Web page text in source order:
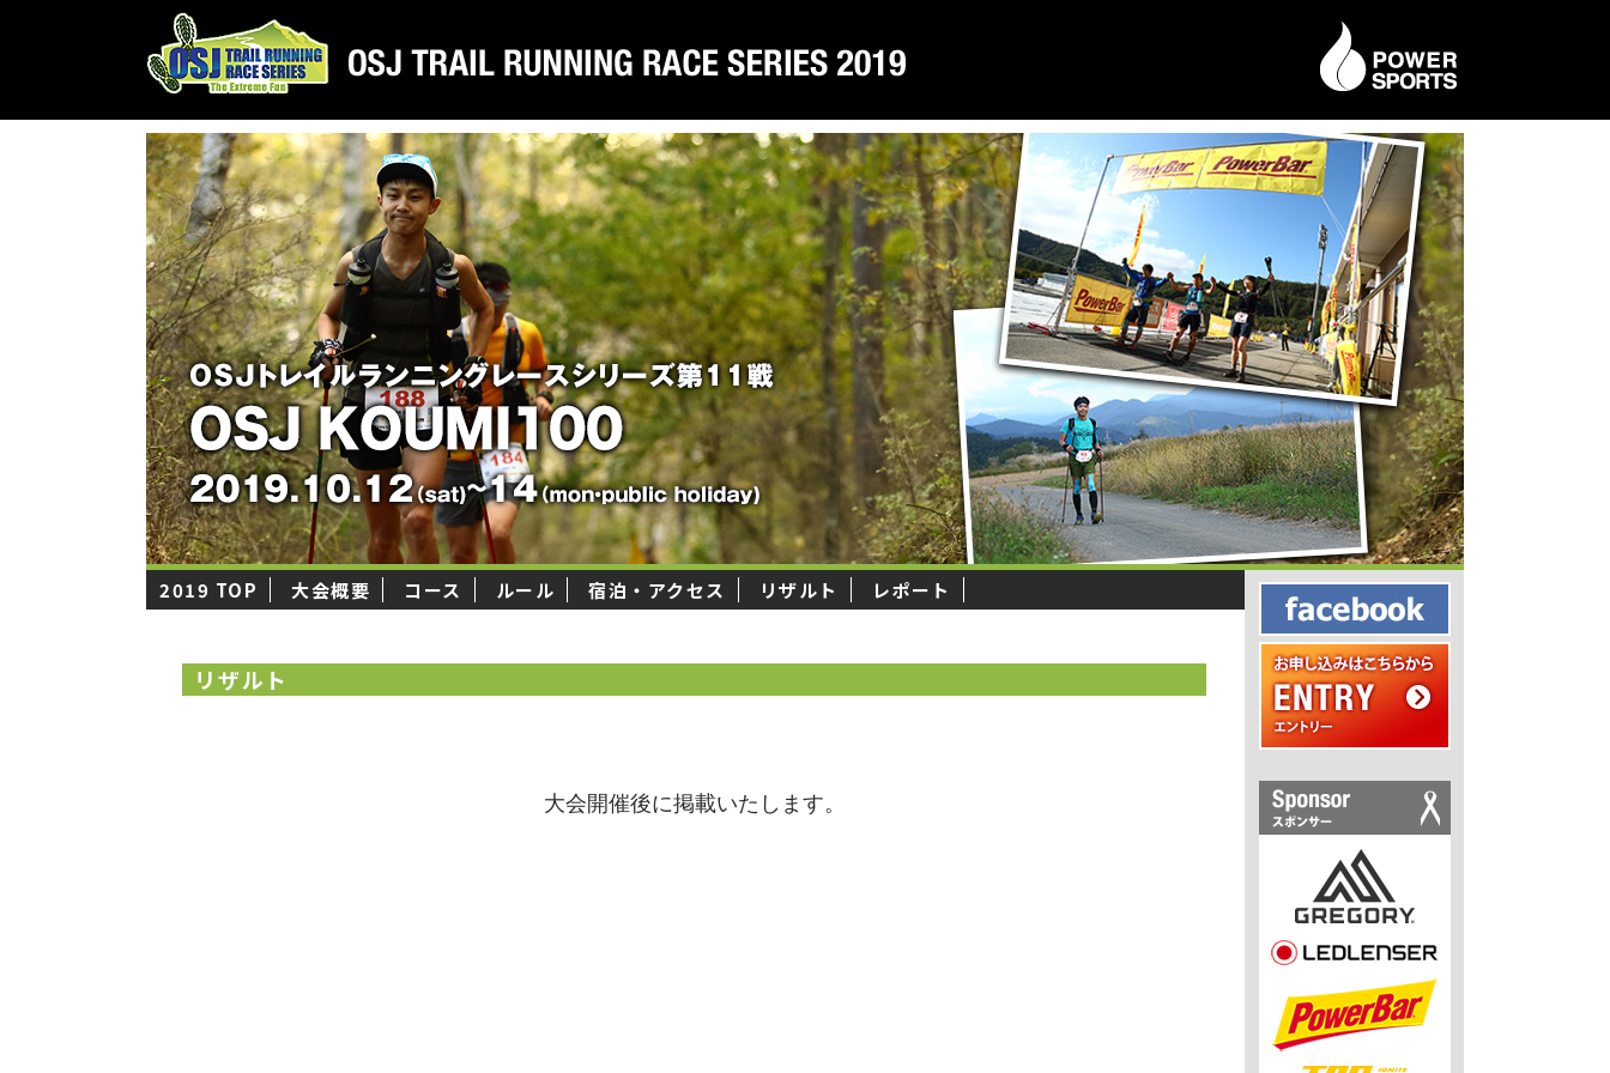
2019 TOP 大会概要 コース ルール 宿泊・アクセス リザルト レポート
リザルト
大会開催後に掲載いたします。